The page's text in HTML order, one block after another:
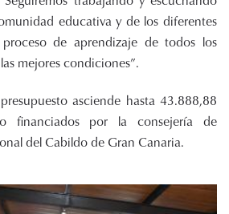
educativa y de los diferentes
de aprendizaje de todos los
mejores condiciones”.
asciende hasta 43.888,88
financiados por la consejería de
del Cabildo de Gran Canaria.